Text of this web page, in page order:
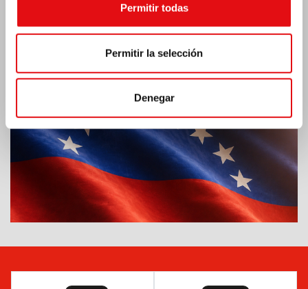
Permitir todas
Permitir la selección
Denegar
Emergencia por terremoto Venezuela